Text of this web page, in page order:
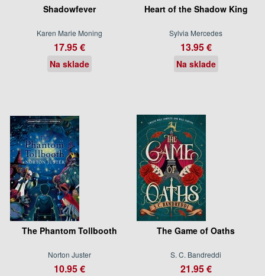
Shadowfever
Karen Marie Moning
17.95 €
Na sklade
Heart of the Shadow King
Sylvia Mercedes
13.95 €
Na sklade
The Phantom Tollbooth
Norton Juster
10.95 €
The Game of Oaths
S. C. Bandreddi
21.95 €